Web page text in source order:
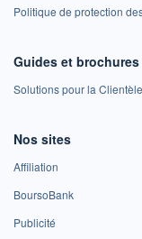
Politique de protection
Guides et brochures
Solutions pour la
Nos sites
Affiliation
BoursoBank
Publicité